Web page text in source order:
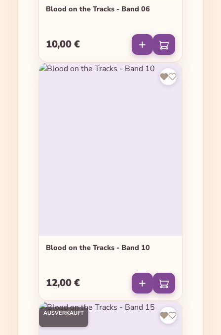
Blood on the Tracks - Band 06
Regulärer Preis:
10,00 €
Blood on the Tracks - Band 10
Regulärer Preis:
12,00 €
AUSVERKAUFT